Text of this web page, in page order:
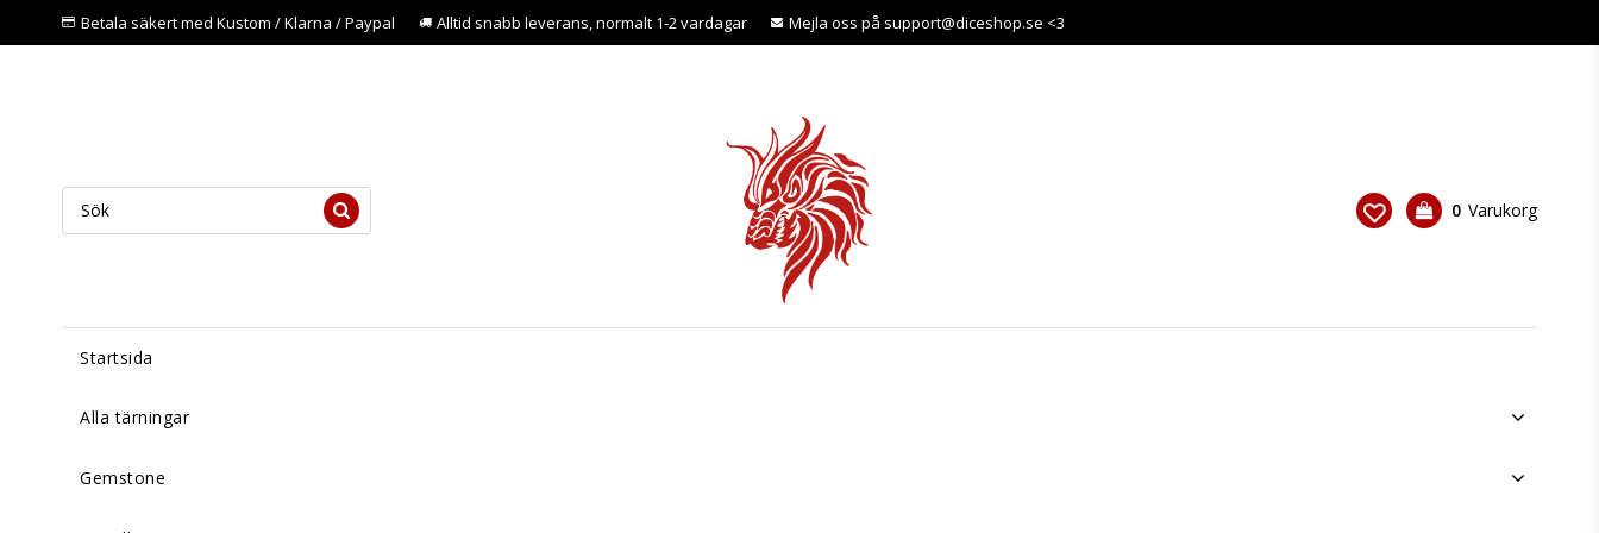
Betala säkert med Kustom / Klarna / Paypal Alltid snabb leverans, normalt 1-2 vardagar Mejla oss på support@diceshop.se <3
0 Varukorg
Startsida
Alla tärningar
Gemstone